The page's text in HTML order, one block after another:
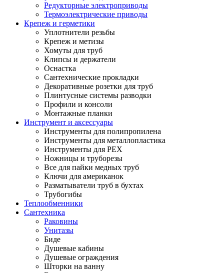
Редукторные электроприводы
Термоэлектрические приводы
Крепеж и герметики
Уплотнители резьбы
Крепеж и метизы
Хомуты для труб
Клипсы и держатели
Оснастка
Сантехнические прокладки
Декоративные розетки для труб
Плинтусные системы разводки
Профили и консоли
Монтажные планки
Инструмент и аксессуары
Инструменты для полипропилена
Инструменты для металлопластика
Инструменты для PEX
Ножницы и труборезы
Все для пайки медных труб
Ключи для американок
Разматыватели труб в бухтах
Трубогибы
Теплообменники
Сантехника
Раковины
Унитазы
Биде
Душевые кабины
Душевые ограждения
Шторки на ванну